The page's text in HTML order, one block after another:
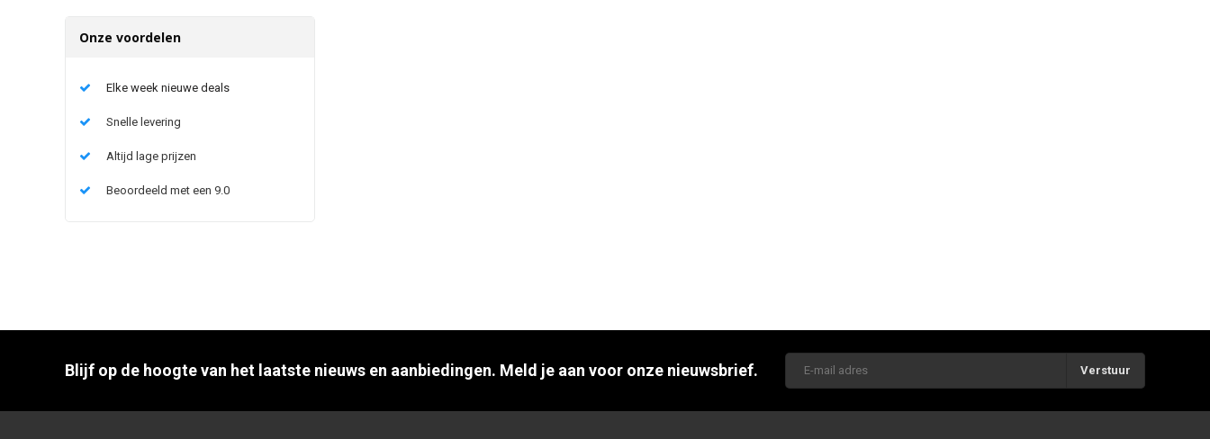
Onze voordelen
Elke week nieuwe deals
Snelle levering
Altijd lage prijzen
Beoordeeld met een 9.0
Blijf op de hoogte van het laatste nieuws en aanbiedingen. Meld je aan voor onze nieuwsbrief. Verstuur